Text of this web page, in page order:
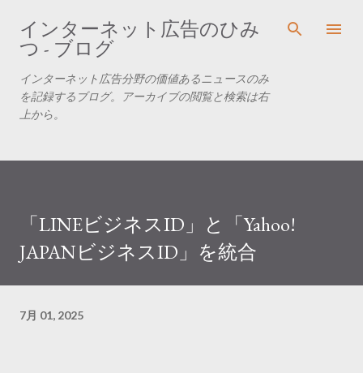
スキップしてメイン コンテンツに移動
インターネット広告のひみ
つ - ブログ
インターネット広告分野の価値あるニュースのみ
を記録するブログ。アーカイブの閲覧と検索は右
上から。
「LINEビジネスID」と「Yahoo!
JAPANビジネスID」を統合
7月 01, 2025